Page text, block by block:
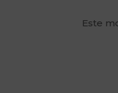
Este